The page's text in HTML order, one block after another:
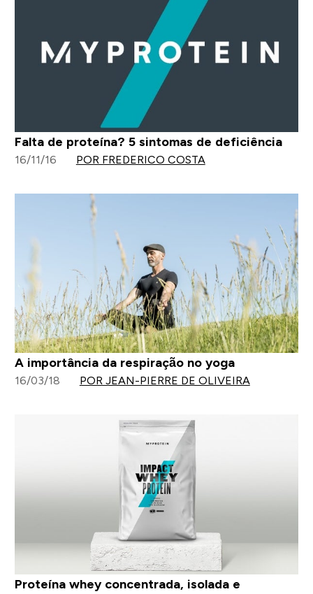
Falta de proteína? 5 sintomas de deficiência
16/11/16 POR FREDERICO COSTA
A importância da respiração no yoga
16/03/18 POR JEAN-PIERRE DE OLIVEIRA
Proteína whey concentrada, isolada e